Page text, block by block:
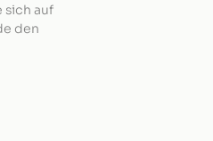
sich auf
den